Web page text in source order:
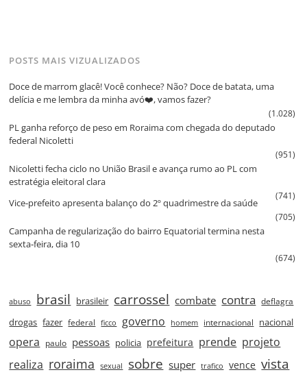
POSTS MAIS VIZUALIZADOS
Doce de marrom glacê! Você conhece? Não? Doce de batata, uma
delícia e me lembra da minha avó❤️, vamos fazer?
(1.028)
PL ganha reforço de peso em Roraima com chegada do deputado
federal Nicoletti
(951)
Nicoletti fecha ciclo no União Brasil e avança rumo ao PL com
estratégia eleitoral clara
(741)
Vice‑prefeito apresenta balanço do 2º quadrimestre da saúde
(705)
Campanha de regularização do bairro Equatorial termina nesta
sexta‑feira, dia 10
(674)
abuso brasil brasileir carrossel combate contra deflagra
drogas fazer federal ficco governo homem internacional nacional
opera paulo pessoas policia prefeitura prende projeto
realiza roraima sexual sobre super trafico vence vista